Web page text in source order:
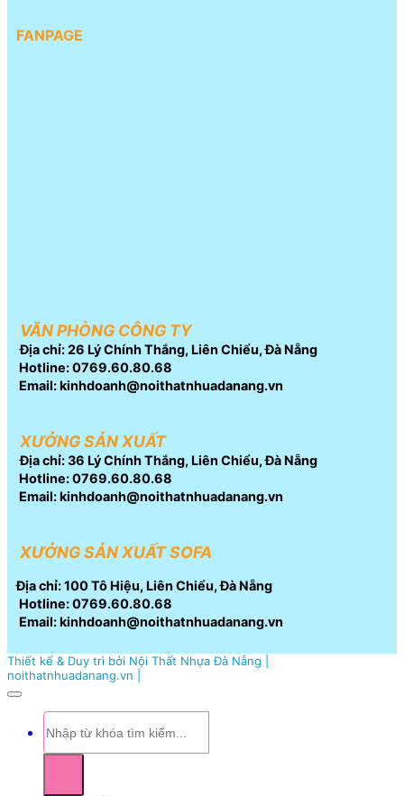
FANPAGE
VĂN PHÒNG CÔNG TY
Địa chỉ: 26 Lý Chính Thắng, Liên Chiểu, Đà Nẵng
Hotline: 0769.60.80.68
Email: kinhdoanh@noithatnhuadanang.vn
XƯỞNG SẢN XUẤT
Địa chỉ: 36 Lý Chính Thắng, Liên Chiểu, Đà Nẵng
Hotline: 0769.60.80.68
Email: kinhdoanh@noithatnhuadanang.vn
XƯỞNG SẢN XUẤT SOFA
Địa chỉ: 100 Tô Hiệu, Liên Chiểu, Đà Nẵng
Hotline: 0769.60.80.68
Email: kinhdoanh@noithatnhuadanang.vn
Thiết kế & Duy trì bởi Nội Thất Nhựa Đà Nẵng |
noithatnhuadanang.vn |
Tìm
kiếm: